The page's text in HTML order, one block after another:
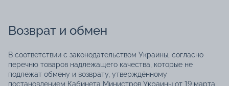
Возврат и обмен
В соответствии с законодательством Украины, согласно
перечню товаров надлежащего качества, которые не
подлежат обмену и возврату, утверждённому
постановлением Кабинета Министров Украины от 19 марта